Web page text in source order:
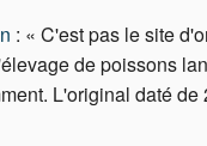
: « C'est pas le site
de poissons
L'original daté de